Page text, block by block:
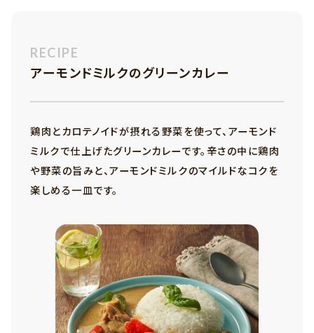
RECIPE
アーモンドミルクのグリーンカレー
鶏肉とカロテノイドが摂れる野菜を使って、アーモンド
ミルクで仕上げたグリーンカレーです。辛さの中に鶏肉
や野菜の旨みと、アーモンドミルクのマイルドなコクを
楽しめる一皿です。